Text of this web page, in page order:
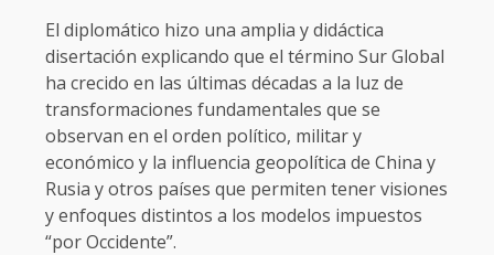
El diplomático hizo una amplia y didáctica
disertación explicando que el término Sur Global
ha crecido en las últimas décadas a la luz de
transformaciones fundamentales que se
observan en el orden político, militar y
económico y la influencia geopolítica de China y
Rusia y otros países que permiten tener visiones
y enfoques distintos a los modelos impuestos
“por Occidente”.